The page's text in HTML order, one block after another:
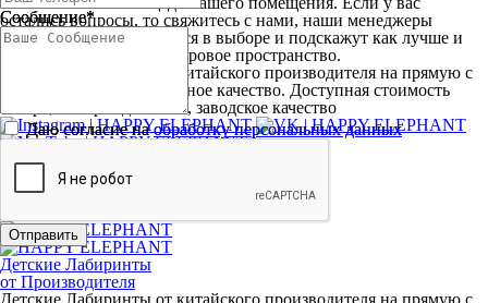
остались вопросы, то свяжитесь с нами, наши менеджеры
помогут вам определиться в выборе и подскажут как лучше и
выгоднее оборудовать игровое пространство.
Детские Лабиринты от китайского производителя на прямую с
завода. Сертифицированное качество. Доступная стоимость
товара, быстрая доставка, заводское качество
Детские Лабиринты
Детские Лабиринты
от Производителя
Детские Лабиринты от китайского производителя на прямую с
Сообщение*
Даю согласие наобработку персональных данных
Отправить
Сообщение*
Даю согласие наобработку персональных данных
Отправить